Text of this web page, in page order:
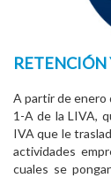
A partir de enero
1-A de la LIVA,
IVA que le
actividades
cuales se